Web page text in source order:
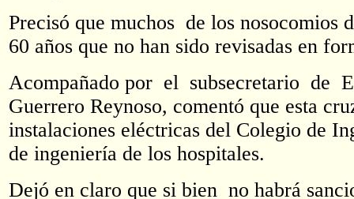
Precisó que muchos de los
60 años que no han sido revisadas en
Acompañado por el subsecretario
Guerrero Reynoso, comentó que esta
instalaciones eléctricas del Colegio de
de ingeniería de los hospitales.
Dejó en claro que si bien no habrá